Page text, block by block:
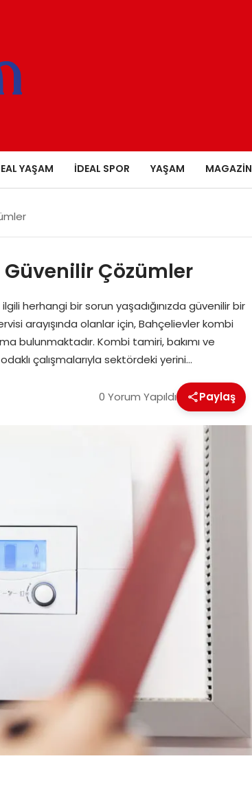
YAŞAM İDEAL SPOR YAŞAM MAGAZIN
Güvenilir Çözümler
herhangi bir sorun yaşadığınızda güvenilir bir
arayışında olanlar için, Bahçelievler kombi
bulunmaktadır. Kombi tamiri, bakımı ve
çalışmalarıyla sektördeki yerini…
0 Yorum Yapıldı Paylaş